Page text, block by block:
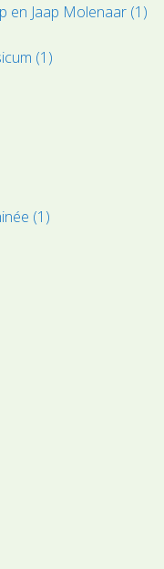
en Jaap Molenaar (1)
(1)
(1)